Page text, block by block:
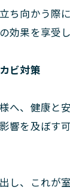
ち向かう際
効果を享受
ビ対策
へ、健康と
響を及ぼす
し、これが